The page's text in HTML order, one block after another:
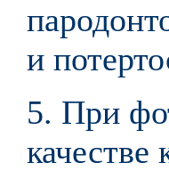
и
5. При
качестве